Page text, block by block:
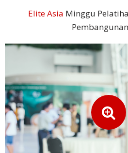
Elite Asia Minggu
Layanan
kepatuhan
perlindungan
data
Rekomendasikan